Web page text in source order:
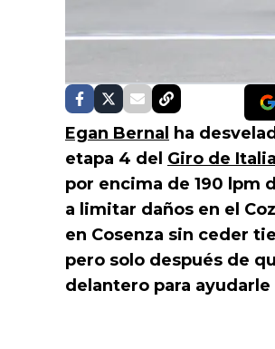
Egan Bernal
ha
etapa 4 del Giro de Italia
por encima de 190 lpm
a limitar daños en el
en Cosenza sin ceder
pero solo después de
delantero para